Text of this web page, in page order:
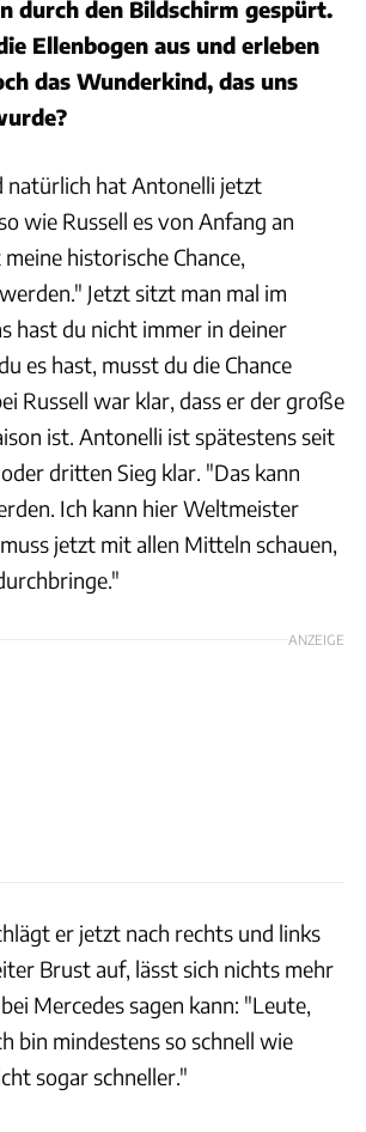
durch den Bildschirm gespürt.
Ellenbogen aus und erleben
das Wunderkind, das uns
natürlich hat Antonelli jetzt
wie Russell es von Anfang an
historische Chance,
Jetzt sitzt man mal im
hast du nicht immer in deiner
es hast, musst du die Chance
Russell war klar, dass er der große
ist. Antonelli ist spätestens seit
dritten Sieg klar. "Das kann
Ich kann hier Weltmeister
jetzt mit allen Mitteln schauen,
ANZEIGE
er jetzt nach rechts und links
Brust auf, lässt sich nichts mehr
Mercedes sagen kann: "Leute,
bin mindestens so schnell wie
sogar schneller."